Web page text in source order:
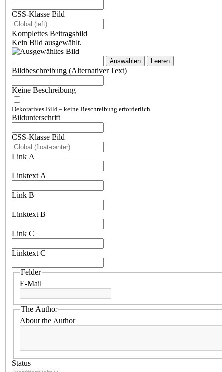
CSS-Klasse Bild
Komplettes Beitragsbild
Kein Bild ausgewählt.
Auswählen Leeren
Bildbeschreibung (Alternativer Text)
Keine Beschreibung
Dekoratives Bild – keine Beschreibung erforderlich
Bildunterschrift
CSS-Klasse Bild
Link A
Linktext A
Link B
Linktext B
Link C
Linktext C
Felder
E-Mail
The Author
About the Author
Status